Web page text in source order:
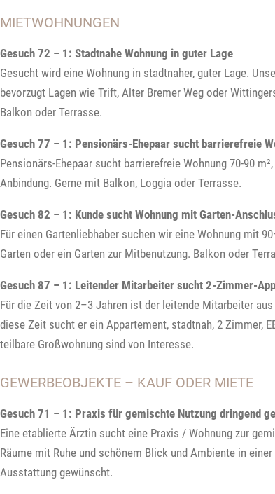
MIETWOHNUNGEN
Gesuch 72 – 1: Stadtnahe Wohnung in guter Lage
Gesucht wird eine Wohnung in stadtnaher, guter Lage.
bevorzugt Lagen wie Trift, Alter Bremer Weg oder
Balkon oder Terrasse.
Gesuch 77 – 1: Pensionärs-Ehepaar sucht barrierefreie
Pensionärs-Ehepaar sucht barrierefreie Wohnung 70-90
Anbindung. Gerne mit Balkon, Loggia oder Terrasse.
Gesuch 82 – 1: Kunde sucht Wohnung mit Garten-
Für einen Gartenliebhaber suchen wir eine Wohnung mit
Garten oder ein Garten zur Mitbenutzung. Balkon oder
Gesuch 87 – 1: Leitender Mitarbeiter sucht 2-Zimmer-
Für die Zeit von 2–3 Jahren ist der leitende Mitarbeiter
diese Zeit sucht er ein Appartement, stadtnah, 2 Zimmer,
teilbare Großwohnung sind von Interesse.
GEWERBEOBJEKTE – KAUF ODER MIETE
Gesuch 71 – 1: Praxis für gemischte Nutzung dringend
Eine etablierte Ärztin sucht eine Praxis / Wohnung zur
Räume mit Ruhe und schönem Blick und Ambiente in
Ausstattung gewünscht.